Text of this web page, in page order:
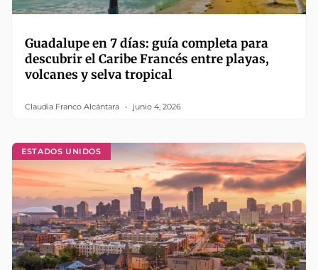
Guadalupe en 7 días: guía completa para
descubrir el Caribe Francés entre playas,
volcanes y selva tropical
Claudia Franco Alcántara junio 4, 2026
ESTADOS UNIDOS